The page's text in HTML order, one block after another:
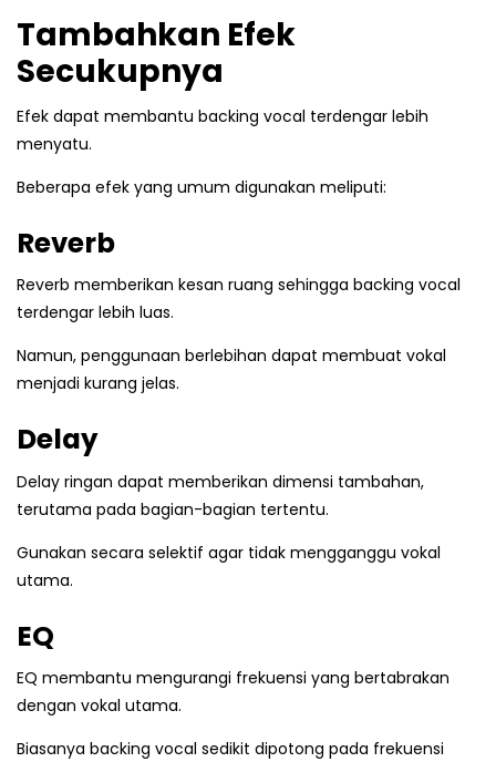
Tambahkan Efek
Secukupnya
Efek dapat membantu backing vocal terdengar lebih
menyatu.
Beberapa efek yang umum digunakan meliputi:
Reverb
Reverb memberikan kesan ruang sehingga backing vocal
terdengar lebih luas.
Namun, penggunaan berlebihan dapat membuat vokal
menjadi kurang jelas.
Delay
Delay ringan dapat memberikan dimensi tambahan,
terutama pada bagian-bagian tertentu.
Gunakan secara selektif agar tidak mengganggu vokal
utama.
EQ
EQ membantu mengurangi frekuensi yang bertabrakan
dengan vokal utama.
Biasanya backing vocal sedikit dipotong pada frekuensi